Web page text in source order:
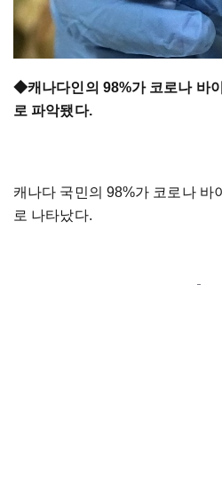
◆캐나다인의 98%가 코로나 바
로 파악됐다.
캐나다 국민의 98%가 코로나 바
로 나타났다.